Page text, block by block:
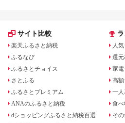
サイト比較
楽天ふるさと納税
ふるなび
ふるさとチョイス
さとふる
ふるさとプレミアム
ANAのふるさと納税
dショッピングふるさと納税百選
人
還元
家電
高額
一人
食べ
そ